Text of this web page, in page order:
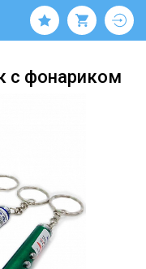
с фонариком